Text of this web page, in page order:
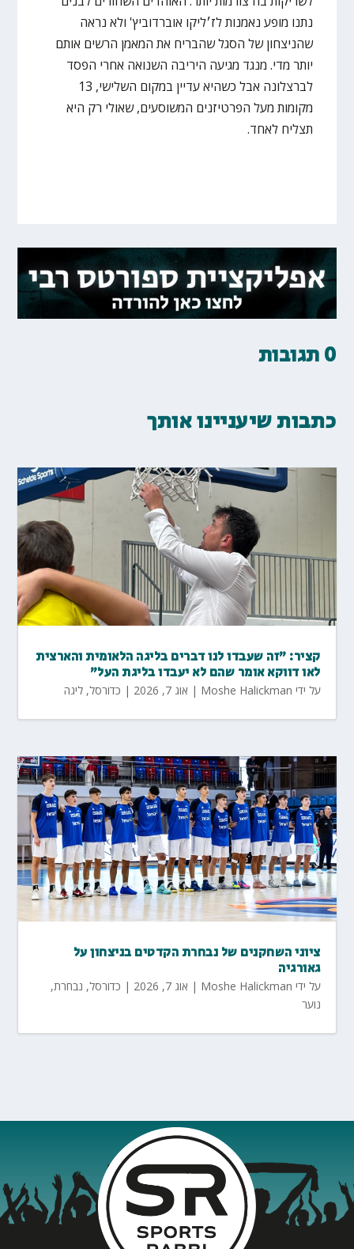
נתנו מופע נאמנות לז׳ליקו אוברדוביץ' ולא נראה
שהניצחון של הסגל שהבריח את המאמן הרשים אותם
יותר מדי. מנגד מגיעה היריבה השנואה אחרי הפסד
לברצלונה אבל כשהיא עדיין במקום השלישי, 13
מקומות מעל הפרטיזנים המשוסעים, שאולי רק היא
תצליח לאחד.
0 תגובות
כתבות שיעניינו אותך
קציר: "זה שעבדו לנו דברים בליגה הלאומית והארצית
לאו דווקא אומר שהם לא יעבדו בליגת העל"
על ידי Moshe Halickman
| אוג 7, 2026 | כדורסל,ליגה
ציוני השחקנים של נבחרת הקדטים בניצחון על
גאורגיה
על ידי Moshe Halickman
| אוג 7, 2026 | כדורסל, נבחרת,
נוער